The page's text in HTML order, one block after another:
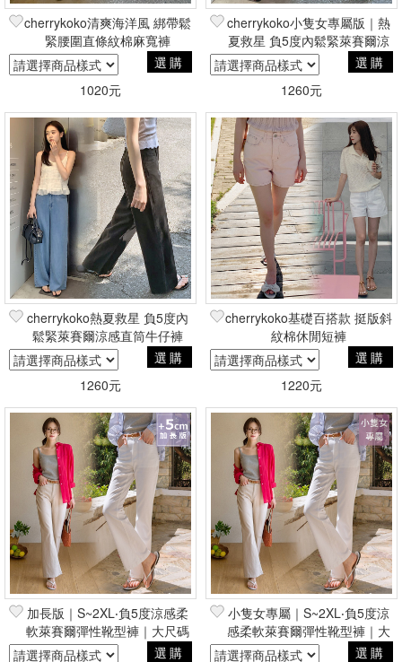
cherrykoko清爽海洋風 綁帶鬆
緊腰圍直條紋棉麻寬褲
選購
1020元
cherrykoko小隻女專屬版｜熱
夏救星 負5度內鬆緊萊賽爾涼
感直筒牛仔褲(YKK拉鍊)
選購
1260元
cherrykoko熱夏救星 負5度內
鬆緊萊賽爾涼感直筒牛仔褲
(YKK拉鍊)
選購
1260元
cherrykoko基礎百搭款 挺版斜
紋棉休閒短褲
選購
1220元
加長版｜S~2XL‧負5度涼感柔
軟萊賽爾彈性靴型褲｜大尺碼
友善
選購
小隻女專屬｜S~2XL‧負5度涼
感柔軟萊賽爾彈性靴型褲｜大
尺碼友善
選購